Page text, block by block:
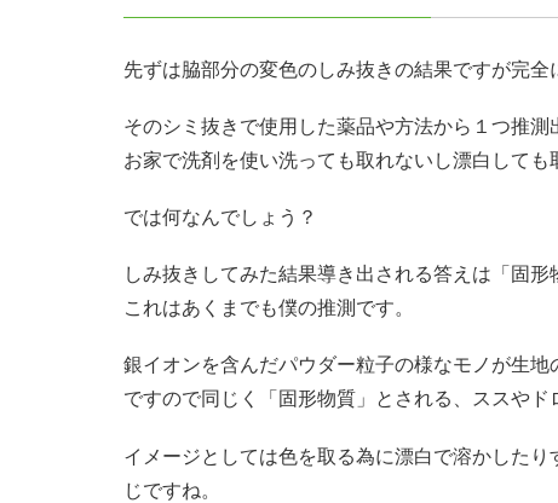
先ずは脇部分の変色のしみ抜きの結果ですが完
そのシミ抜きで使用した薬品や方法から１つ推
お家で洗剤を使い洗っても取れないし漂白しても
では何なんでしょう？
しみ抜きしてみた結果導き出される答えは「固形
これはあくまでも僕の推測です。
銀イオンを含んだパウダー粒子の様なモノが生
ですので同じく「固形物質」とされる、ススや
イメージとしては色を取る為に漂白で溶かした
じですね。